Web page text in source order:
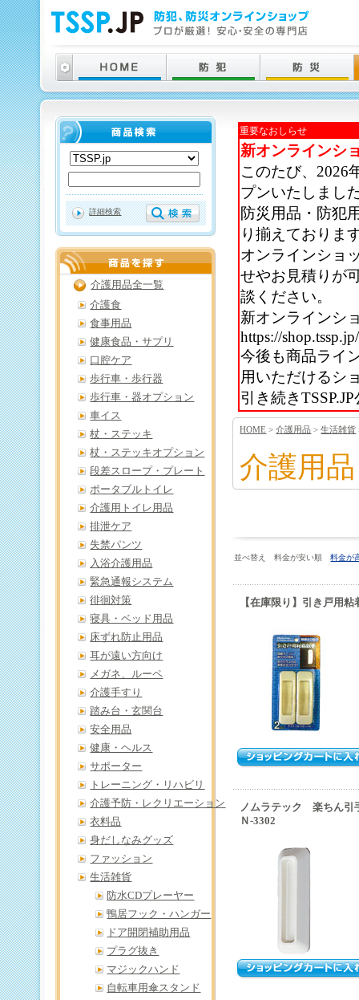
重要なおしらせ
新オンラインシ
このたび、2026
プンいたしまし
防災用品・防犯
り揃えておりま
オンラインショ
せやお見積りが
談ください。
新オンラインシ
https://shop.tssp.jp/
今後も商品ライ
用いただけるシ
引き続き
HOME >介護用品 >生活雑貨
介護用品
並べ替え 料金が安い順料金が
【在庫限り】引き戸用
ノムラテック 楽ちん
Ｎ-3302
詳細検索
介護用品全一覧
介護食
食事用品
健康食品・サプリ
口腔ケア
歩行車・歩行器
歩行車・器オプション
車イス
杖・ステッキ
杖・ステッキオプション
段差スロープ・プレート
ポータブルトイレ
介護用トイレ用品
排泄ケア
失禁パンツ
入浴介護用品
緊急通報システム
徘徊対策
寝具・ベッド用品
床ずれ防止用品
耳が遠い方向け
メガネ、ルーペ
介護手すり
踏み台・玄関台
安全用品
健康・ヘルス
サポーター
トレーニング・リハビリ
介護予防・レクリエーション
衣料品
身だしなみグッズ
ファッション
生活雑貨
防水CDプレーヤー
鴨居フック・ハンガー
ドア開閉補助用品
プラグ抜き
マジックハンド
自転車用傘スタンド